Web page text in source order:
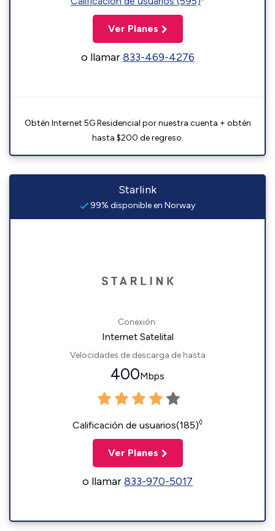
Ver Planes
o llamar833-469-4276
Obtén Internet 5G Residencial por nuestra cuenta + obtén
hasta $200 de regreso.
Starlink
99% disponible en Norway
Conexión:
Internet Satelital
Velocidades de descarga de hasta
400Mbps
Calificación de usuarios(185)◊
Ver Planes
o llamar833-970-5017